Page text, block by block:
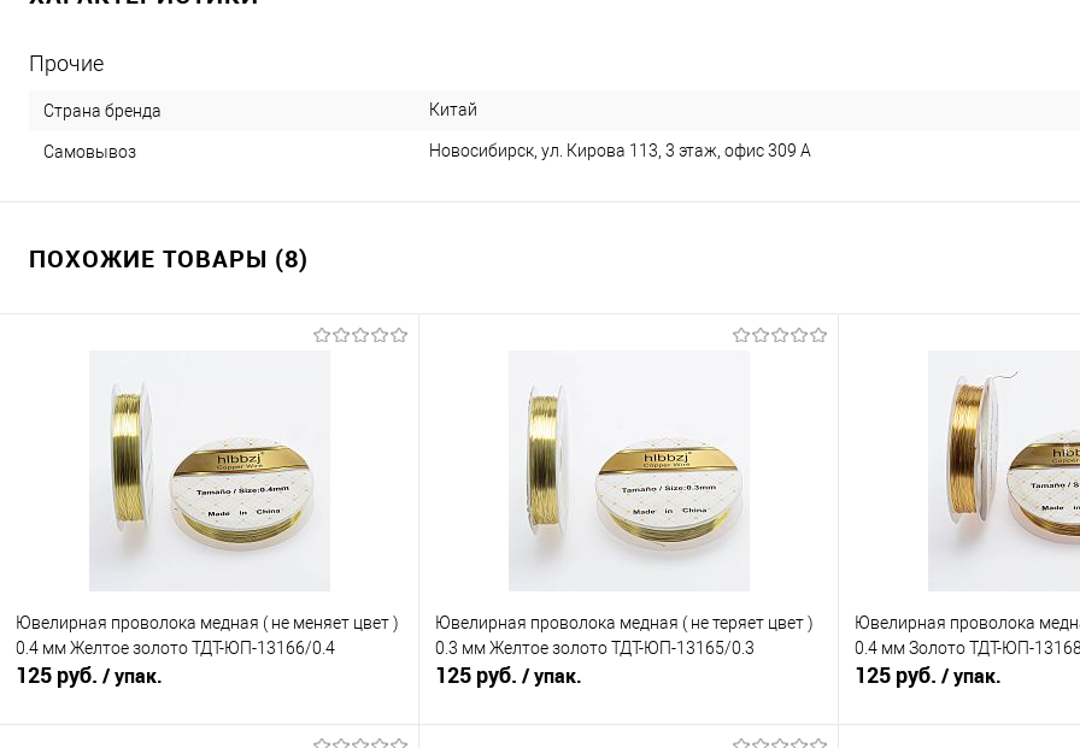
Прочие
Страна бренда Китай
Самовывоз Новосибирск, ул. Кирова 113, 3 этаж, офис 309 А
ПОХОЖИЕ ТОВАРЫ (8)
Ювелирная проволока медная ( не меняет цвет )
0.4 мм Желтое золото ТДТ-ЮП-13166/0.4
125 руб. / упак.
Ювелирная проволока медная ( не теряет цвет )
0.3 мм Желтое золото ТДТ-ЮП-13165/0.3
125 руб. / упак.
Ювелирная проволока
0.4 мм Золото ТДТ-ЮП-
125 руб. / упак.